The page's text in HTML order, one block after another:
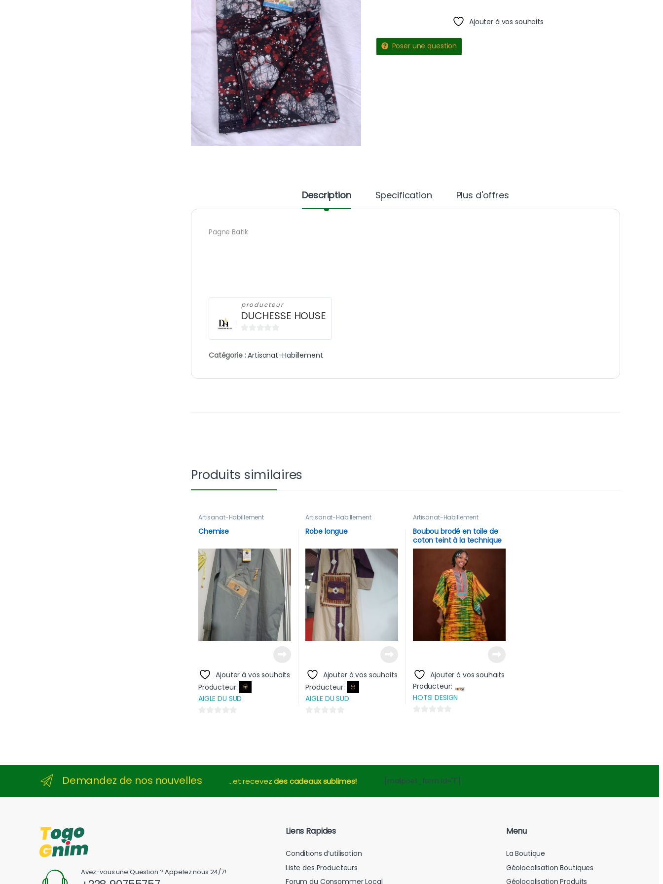
Ajouter à vos souhaits
Poser une question
Description Specification Plus d'offres
Pagne Batik
producteur
DUCHESSE HOUSE
0
u
Catégorie :Artisanat-Habillement
Produits similaires
Artisanat-Habillement
Chemise
Ajouter à vos souhaits
Producteur:
AIGLE DU SUD
5
Artisanat-Habillement
Robe longue
Ajouter à vos souhaits
Producteur:
AIGLE DU SUD
5
Artisanat-Habillement
Boubou brodé en toile de
coton teint à la technique
Ajouter à vos souhaits
Producteur:
HOTSI DESIGN
Demandez de nos nouvelles ...et recevezdes cadeaux sublimes! [mailpoet_form id="1"]
Avez-vous une Question ? Appelez nous 24/7!
Liens Rapides
Conditions d’utilisation
Liste des Producteurs
Forum du Consommer Local
Menu
La Boutique
Géolocalisation Boutiques
Géolocalisation Produits